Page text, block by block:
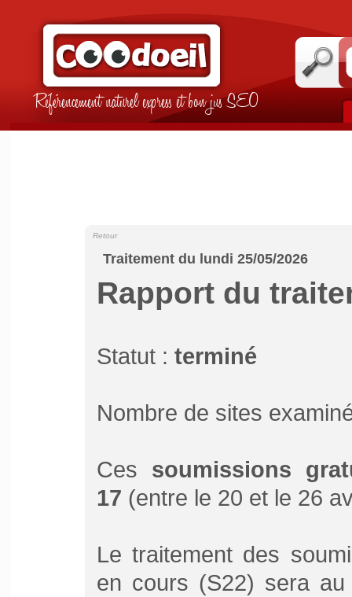
Référencement naturel express et bon jus SEO
Traitement du lundi 25/05/2026
Retour
Rapport du
Statut : terminé
Nombre de sites
Ces soumissions
17 (entre le 20 et le 26
Le traitement des
en cours (S22) sera